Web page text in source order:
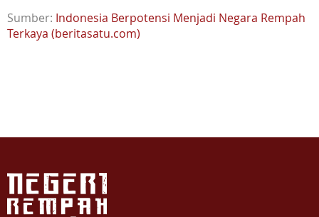
Sumber: Indonesia Berpotensi Menjadi Negara Rempah
Terkaya (beritasatu.com)